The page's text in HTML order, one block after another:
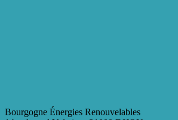
Bourgogne Énergies Renouvelables